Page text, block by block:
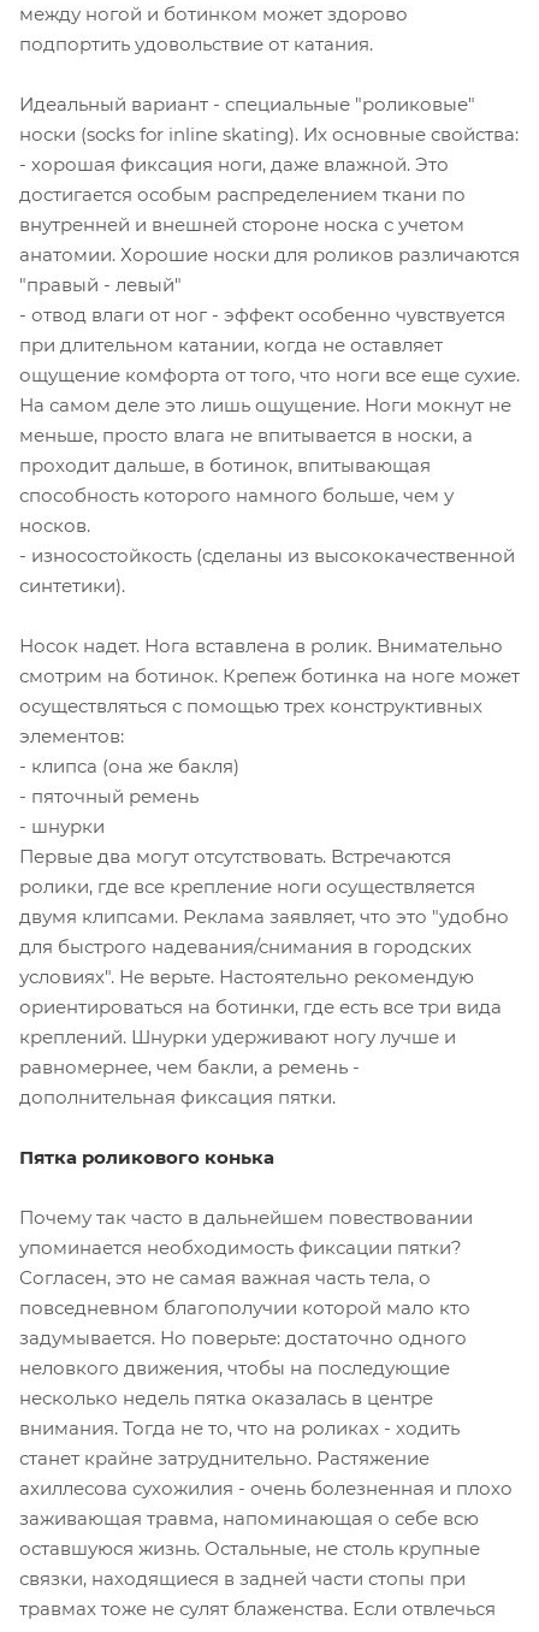
между ногой и ботинком может здорово
подпортить удовольствие от катания.
Идеальный вариант - специальные "роликовые"
носки (socks for inline skating). Их основные свойства:
- хорошая фиксация ноги, даже влажной. Это
достигается особым распределением ткани по
внутренней и внешней стороне носка с учетом
анатомии. Хорошие носки для роликов различаются
"правый - левый"
- отвод влаги от ног - эффект особенно чувствуется
при длительном катании, когда не оставляет
ощущение комфорта от того, что ноги все еще сухие.
На самом деле это лишь ощущение. Ноги мокнут не
меньше, просто влага не впитывается в носки, а
проходит дальше, в ботинок, впитывающая
способность которого намного больше, чем у
носков.
- износостойкость (сделаны из высококачественной
синтетики).
Носок надет. Нога вставлена в ролик. Внимательно
смотрим на ботинок. Крепеж ботинка на ноге может
осуществляться с помощью трех конструктивных
элементов:
- клипса (она же бакля)
- пяточный ремень
- шнурки
Первые два могут отсутствовать. Встречаются
ролики, где все крепление ноги осуществляется
двумя клипсами. Реклама заявляет, что это "удобно
для быстрого надевания/снимания в городских
условиях". Не верьте. Настоятельно рекомендую
ориентироваться на ботинки, где есть все три вида
креплений. Шнурки удерживают ногу лучше и
равномернее, чем бакли, а ремень -
дополнительная фиксация пятки.
Пятка роликового конька
Почему так часто в дальнейшем повествовании
упоминается необходимость фиксации пятки?
Согласен, это не самая важная часть тела, о
повседневном благополучии которой мало кто
задумывается. Но поверьте: достаточно одного
неловкого движения, чтобы на последующие
несколько недель пятка оказалась в центре
внимания. Тогда не то, что на роликах - ходить
станет крайне затруднительно. Растяжение
ахиллесова сухожилия - очень болезненная и плохо
заживающая травма, напоминающая о себе всю
оставшуюся жизнь. Остальные, не столь крупные
связки, находящиеся в задней части стопы при
травмах тоже не сулят блаженства. Если отвлечься